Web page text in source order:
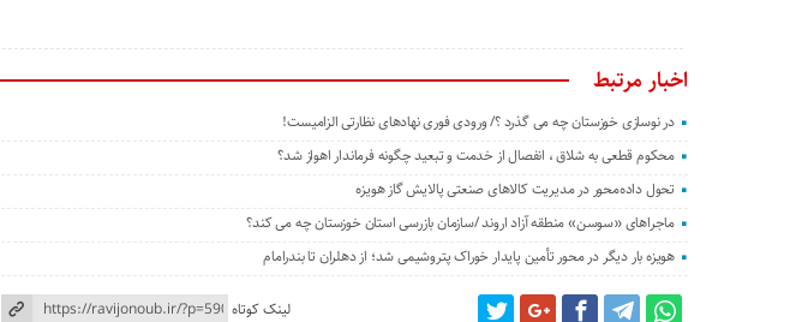
اخبار مرتبط
در نوسازی خوزستان چه می گذرد ؟/ ورودی فوری نهادهای نظارتی الزامیست!
محکوم قطعی به شلاق ، انفصال از خدمت و تبعید چگونه فرماندار اهواز شد؟
تحول داده‌محور در مدیریت کالاهای صنعتی پالایش گاز هویزه
ماجراهای «سوسن» منطقه آزاد اروند /سازمان بازرسی استان خوزستان چه می کند؟
هویزه بار دیگر در محور تأمین پایدار خوراک پتروشیمی شد؛ از دهلران تا بندرامام
لینک کوتاه